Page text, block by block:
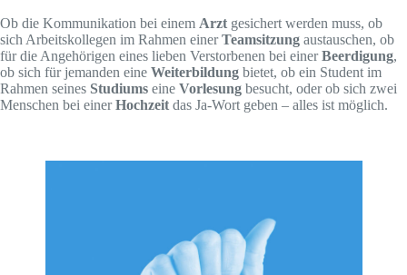
Ob die Kommunikation bei einem Arzt gesichert werden muss, ob
sich Arbeitskollegen im Rahmen einerTeamsitzung austauschen, ob
für die Angehörigen eines lieben Verstorbenen bei einerBeerdigung,
ob sich für jemanden eine Weiterbildung bietet, ob ein Student im
Rahmen seines Studiums eine Vorlesung besucht, oder ob sich zwei
Menschen bei einerHochzeit das Ja-Wort geben – alles ist möglich.